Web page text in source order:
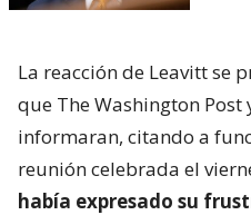
La reacción de Leavitt se
que The Washington Post
informaran, citando a
reunión celebrada el
había expresado su